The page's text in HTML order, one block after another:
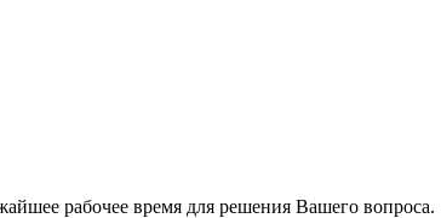
рабочее время для решения Вашего вопроса.